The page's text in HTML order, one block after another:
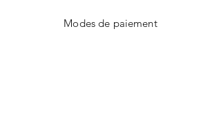
Modes de paiement